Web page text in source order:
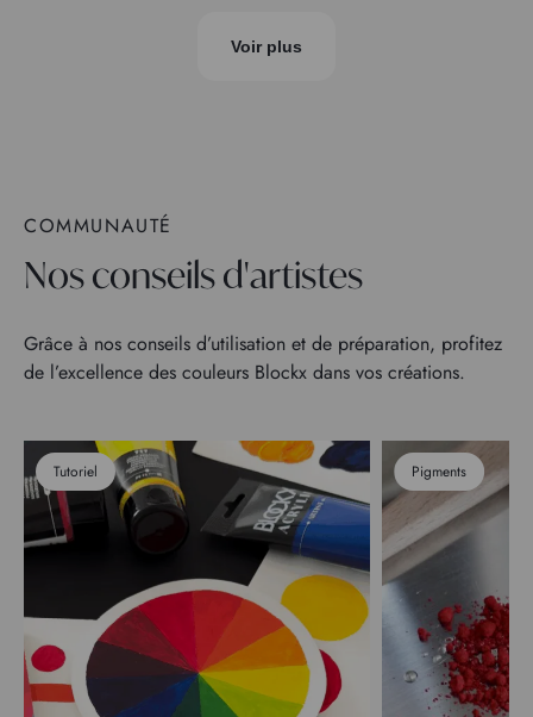
Voir plus
COMMUNAUTÉ
Nos conseils d'artistes
Grâce à nos conseils d’utilisation et de préparation, profitez
de l’excellence des couleurs Blockx dans vos créations.
Tutoriel Pigments